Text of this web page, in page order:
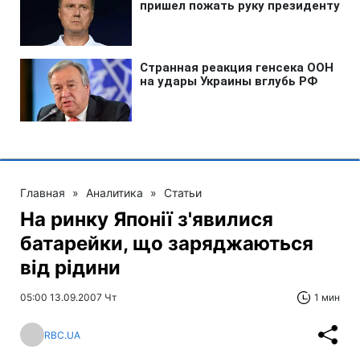
Главная » Аналитика » Статьи
На ринку Японії з'явилися
батарейки, що заряджаються
від рідини
05:00 13.09.2007 Чт 1 мин
RBC.UA